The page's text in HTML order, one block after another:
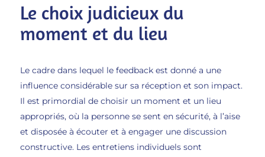
Le choix judicieux du
moment et du lieu
Le cadre dans lequel le feedback est donné a une
influence considérable sur sa réception et son impact.
Il est primordial de choisir un moment et un lieu
appropriés, où la personne se sent en sécurité, à l’aise
et disposée à écouter et à engager une discussion
constructive. Les entretiens individuels sont